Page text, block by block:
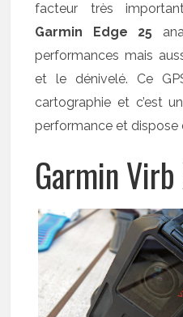
facteur très
Garmin Edge 25
performances mais
et le dénivelé. Ce
cartographie et c’est
performance et
Garmin Virb